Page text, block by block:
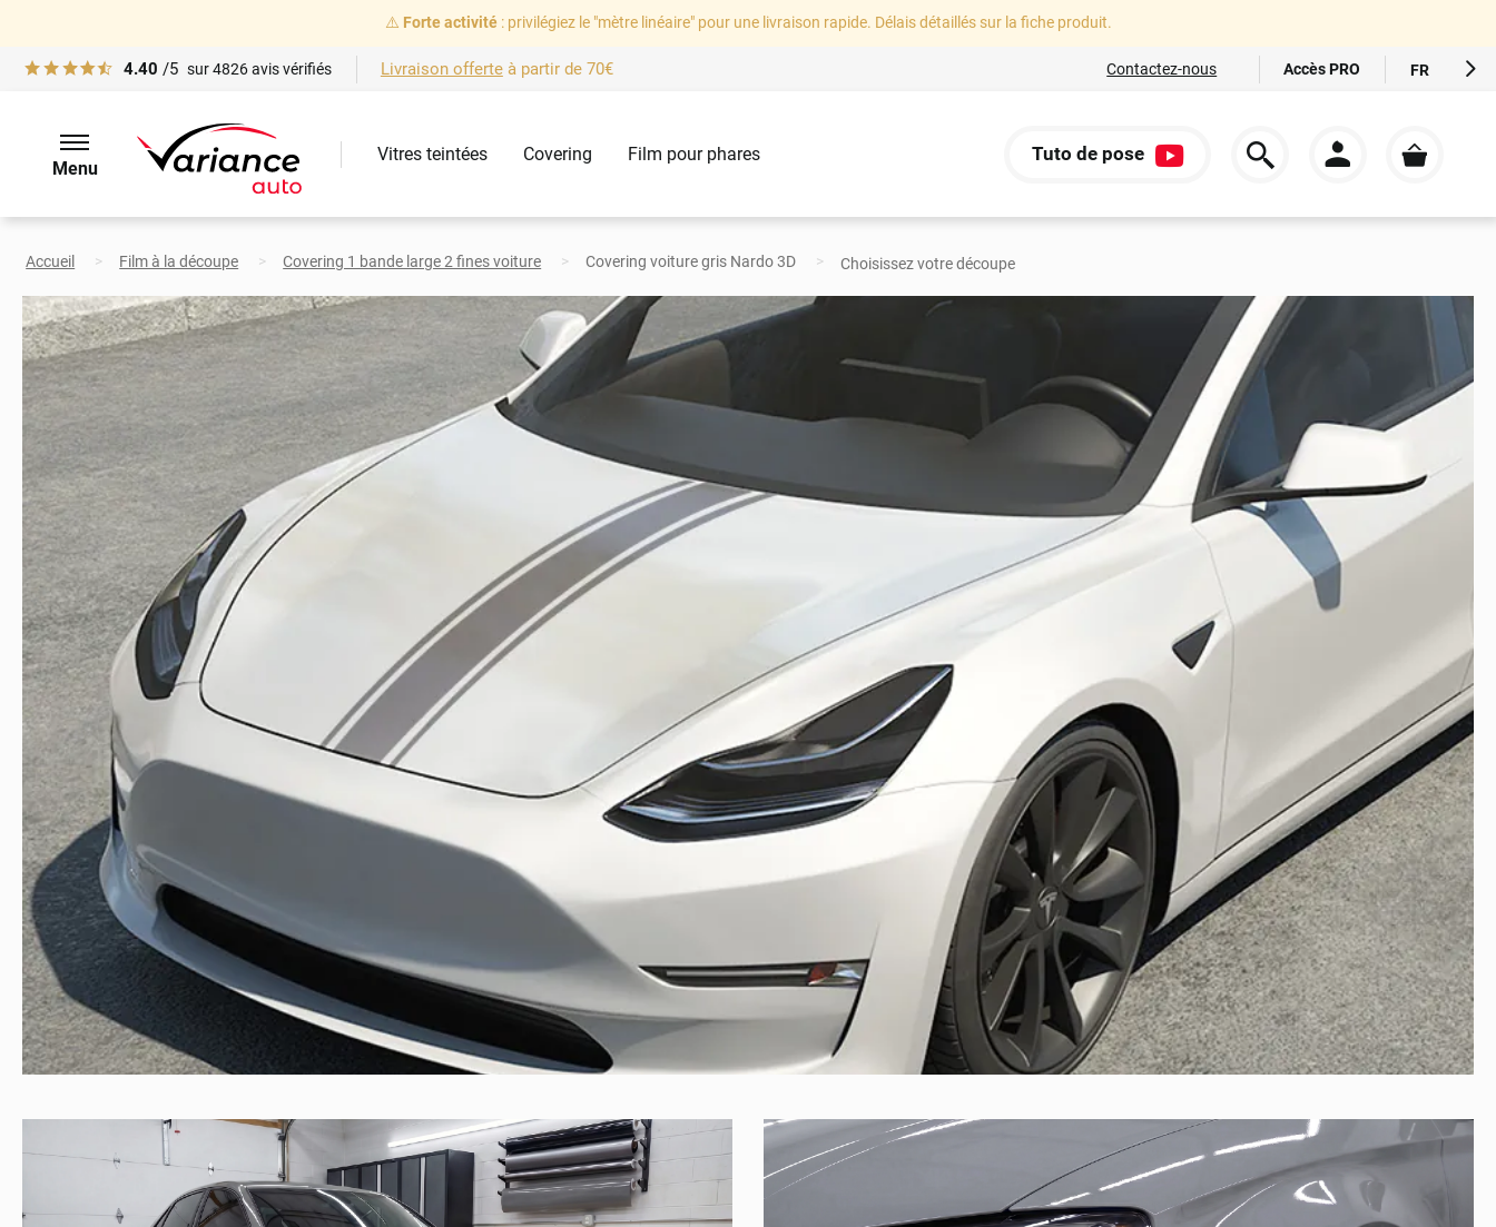
⚠️ Forte activité: privilégiez le "mètre linéaire" pour une livraison rapide. Délais détaillés sur la fiche produit.
4.40 /5 sur4826avis vérifiés Livraison offerteà partir de 70€ Contactez-nous Accès PRO FR
Menu
Vitres teintées Covering Film pour phares Tuto de pose
Accueil Film à la découpe Covering 1 bande large 2 fines voiture Covering voiture gris Nardo 3D Choisissez votre découpe